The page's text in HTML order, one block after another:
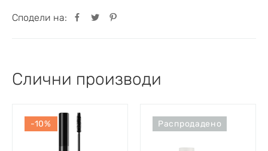
Сподели на:
Слични производи
-10% Распродадено